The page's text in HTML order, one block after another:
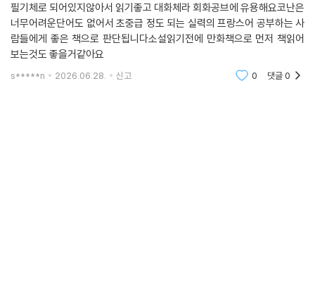
필기체로 되어있지않아서 읽기좋고 대화체라 회화공브에 유용해요코난은
너무어려운단어도 없어서 초중급 정도 되는 실력의 프랑스어 공부하는 사
람들에게 좋은 책으로 판단됩니다소설읽기전에 만화책으로 먼저 책읽어
보는것도 좋을거같아요
s*****n 2026.06.28. 신고 0 댓글0